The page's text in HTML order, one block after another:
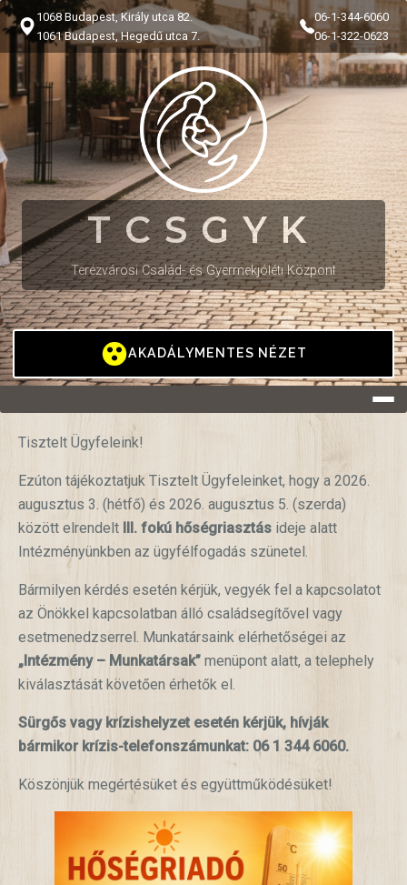
1068 Budapest, Király utca 82.
1061 Budapest, Hegedű utca 7.
06-1-344-6060
06-1-322-0623
TCSGYK
Terézvárosi Család- és Gyermekjóléti Központ
AKADÁLYMENTES NÉZET
Tisztelt Ügyfeleink!
Ezúton tájékoztatjuk Tisztelt Ügyfeleinket, hogy a 2026.
augusztus 3. (hétfő) és 2026. augusztus 5. (szerda)
között elrendelt III. fokú hőségriasztás ideje alatt
Intézményünkben az ügyfélfogadás szünetel.
Bármilyen kérdés esetén kérjük, vegyék fel a kapcsolatot
az Önökkel kapcsolatban álló családsegítővel vagy
esetmenedzserrel. Munkatársaink elérhetőségei az
„Intézmény – Munkatársak” menüpont alatt, a telephely
kiválasztását követően érhetők el.
Sürgős vagy krízishelyzet esetén kérjük, hívják
bármikor krízis-telefonszámunkat: 06 1 344 6060.
Köszönjük megértésüket és együttműködésüket!